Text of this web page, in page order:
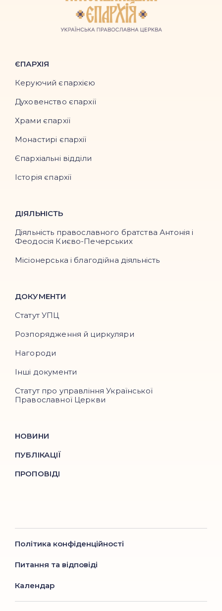
ЄПАРХІЯ
Керуючий єпархією
Духовенство єпархії
Храми єпархії
Монастирі єпархії
Єпархіальні відділи
Історія єпархії
ДІЯЛЬНІСТЬ
Діяльність православного братства Антонія і
Феодосія Києво-Печерських
Місіонерська і благодійна діяльність
ДОКУМЕНТИ
Статут УПЦ
Розпорядження й циркуляри
Нагороди
Інші документи
Статут про управління Української
Православної Церкви
НОВИНИ
ПУБЛІКАЦІЇ
ПРОПОВІДІ
Політика конфіденційності
Питання та відповіді
Календар